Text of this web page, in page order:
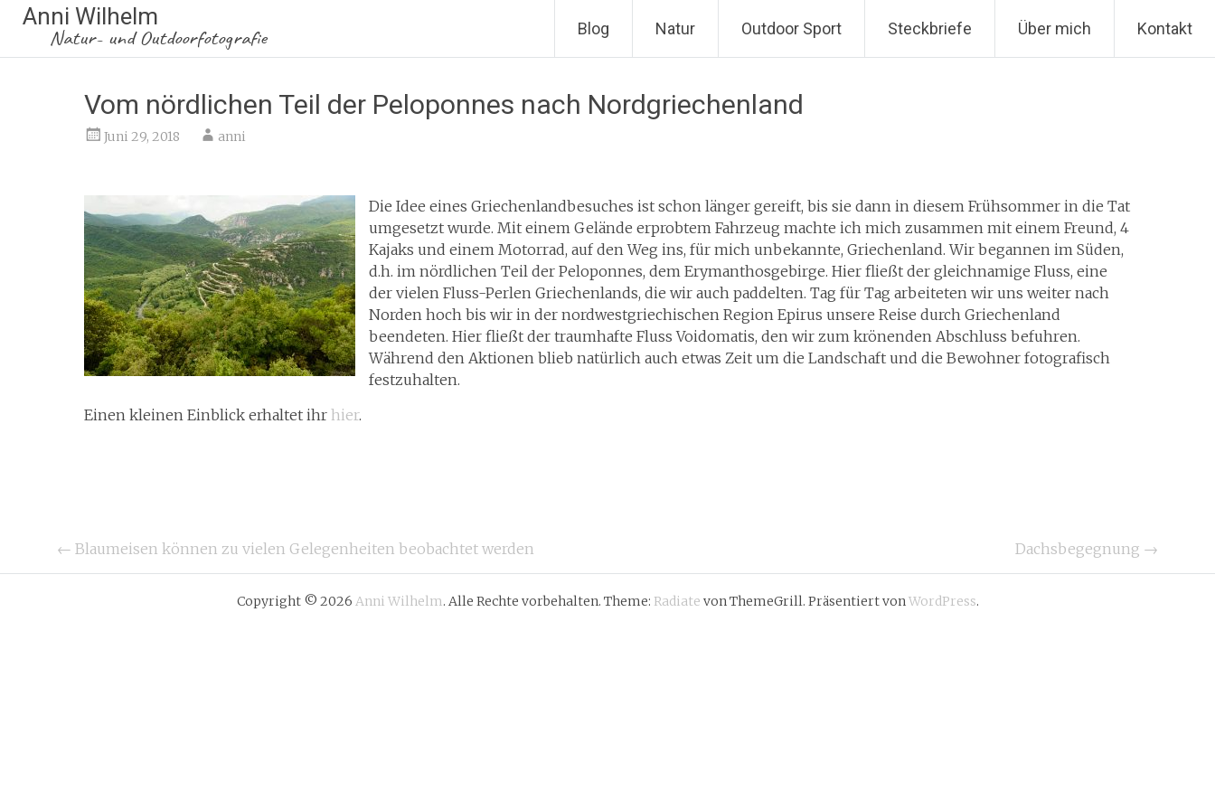
Anni Wilhelm
Natur- und Outdoorfotografie
Inhalt
springen
Blog Natur Outdoor Sport Steckbriefe Über mich Kontakt
Vom nördlichen Teil der Peloponnes nach Nordgriechenland
Juni 29, 2018 anni
Die Idee eines Griechenlandbesuches ist schon länger gereift, bis sie dann in diesem Frühsommer in die Tat
umgesetzt wurde. Mit einem Gelände erprobtem Fahrzeug machte ich mich zusammen mit einem Freund, 4
Kajaks und einem Motorrad, auf den Weg ins, für mich unbekannte, Griechenland. Wir begannen im Süden,
d.h. im nördlichen Teil der Peloponnes, dem Erymanthosgebirge. Hier fließt der gleichnamige Fluss, eine
der vielen Fluss-Perlen Griechenlands, die wir auch paddelten. Tag für Tag arbeiteten wir uns weiter nach
Norden hoch bis wir in der nordwestgriechischen Region Epirus unsere Reise durch Griechenland
beendeten. Hier fließt der traumhafte Fluss Voidomatis, den wir zum krönenden Abschluss befuhren.
Während den Aktionen blieb natürlich auch etwas Zeit um die Landschaft und die Bewohner fotografisch
festzuhalten.
Einen kleinen Einblick erhaltet ihr hier.
Beitragsnavigation
← Blaumeisen können zu vielen Gelegenheiten beobachtet werden Dachsbegegnung →
Copyright © 2026 Anni Wilhelm. Alle Rechte vorbehalten. Theme: Radiate von ThemeGrill. Präsentiert vonWordPress.